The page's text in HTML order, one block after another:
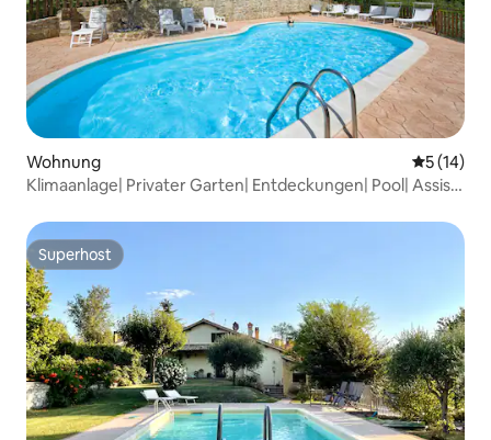
Wohnung
5 (14)
Klimaanlage| Privater Garten| Entdeckungen| Pool| Assisi
Superhost
Superhost